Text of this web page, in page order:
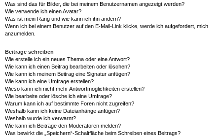
Was sind das für Bilder, die bei meinem Benutzernamen angezeigt werden?
Wie verwende ich einen Avatar?
Was ist mein Rang und wie kann ich ihn ändern?
Wenn ich bei einem Benutzer auf den E-Mail-Link klicke, werde ich aufgefordert, mich
anzumelden.
Beiträge schreiben
Wie erstelle ich ein neues Thema oder eine Antwort?
Wie kann ich einen Beitrag bearbeiten oder löschen?
Wie kann ich meinem Beitrag eine Signatur anfügen?
Wie kann ich eine Umfrage erstellen?
Wieso kann ich nicht mehr Antwortmöglichkeiten erstellen?
Wie bearbeite oder lösche ich eine Umfrage?
Warum kann ich auf bestimmte Foren nicht zugreifen?
Weshalb kann ich keine Dateianhänge anfügen?
Weshalb wurde ich verwarnt?
Wie kann ich Beiträge den Moderatoren melden?
Was bewirkt die „Speichern“-Schaltfläche beim Schreiben eines Beitrags?